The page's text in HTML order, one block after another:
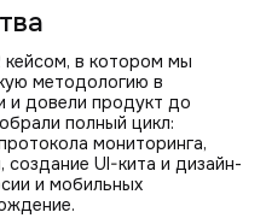
кейсом, в котором мы
методологию в
и довели продукт до
полный цикл:
мониторинга,
создание UI-кита и дизайн-
и мобильных